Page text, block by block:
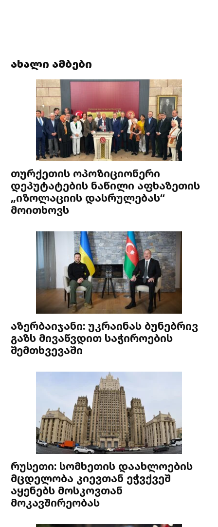
ახალი ამბები
თურქეთის ოპოზიციონერი
დეპუტატების ნაწილი აფხაზეთის
„იზოლაციის დასრულებას“
მოითხოვს
აზერბაიჯანი: უკრაინას ბუნებრივ
გაზს მივაწვდით საჭიროების
შემთხვევაში
რუსეთი: სომხეთის დაახლოების
მცდელობა კიევთან ეჭვქვეშ
აყენებს მოსკოვთან
მოკავშირეობას